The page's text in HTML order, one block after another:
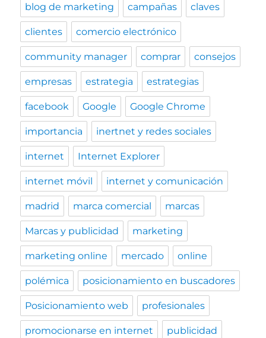
blog de marketing campañas claves
clientes comercio electrónico
community manager comprar consejos
empresas estrategia estrategias
facebook Google Google Chrome
importancia inertnet y redes sociales
internet Internet Explorer
internet móvil internet y comunicación
madrid marca comercial marcas
Marcas y publicidad marketing
marketing online mercado online
polémica posicionamiento en buscadores
Posicionamiento web profesionales
promocionarse en internet publicidad